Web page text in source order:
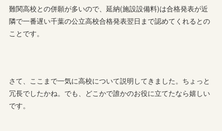
難関高校との併願が多いので、延納(施設設備料)は合格発表が近
隣で一番遅い千葉の公立高校合格発表翌日まで認めてくれるとの
ことです。
さて、ここまで一気に高校について説明してきました。ちょっと
冗長でしたかね。でも、どこかで誰かのお役に立てたなら嬉しい
です。